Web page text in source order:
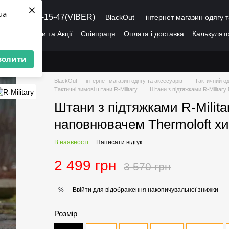
×
(095) 486-15-47(VIBER)
BlackOut — інтернет магазин одягу
Знижки та Акції Співпраця Оплата і доставка
BlackOut — інтернет магазин одягу та аксесуарів Тактичний
Тактичні зимові штани R-Military
Штани з підтяжками R-
Штани з підтяжками R-
наповнювачем Thermoloft
В наявності Написати відгук
2 499 грн 3 570 грн
% Ввійти для відображення накопичувальної знижки
Розмір